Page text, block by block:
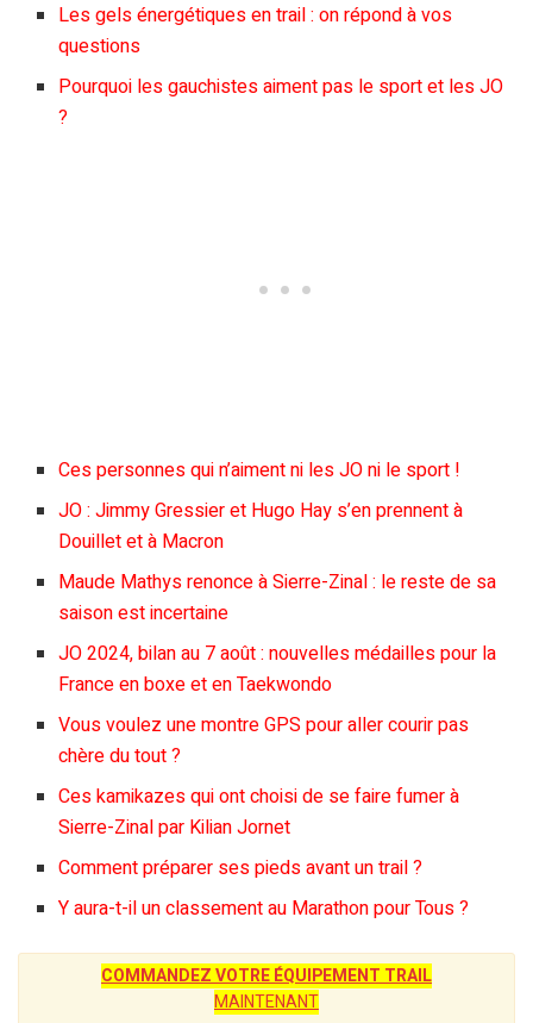
Les gels énergétiques en trail : on répond à vos
questions
Pourquoi les gauchistes aiment pas le sport et les JO
?
Ces personnes qui n’aiment ni les JO ni le sport !
JO : Jimmy Gressier et Hugo Hay s’en prennent à
Douillet et à Macron
Maude Mathys renonce à Sierre-Zinal : le reste de sa
saison est incertaine
JO 2024, bilan au 7 août : nouvelles médailles pour la
France en boxe et en Taekwondo
Vous voulez une montre GPS pour aller courir pas
chère du tout ?
Ces kamikazes qui ont choisi de se faire fumer à
Sierre-Zinal par Kilian Jornet
Comment préparer ses pieds avant un trail ?
Y aura-t-il un classement au Marathon pour Tous ?
COMMANDEZ VOTRE ÉQUIPEMENT TRAIL
MAINTENANT